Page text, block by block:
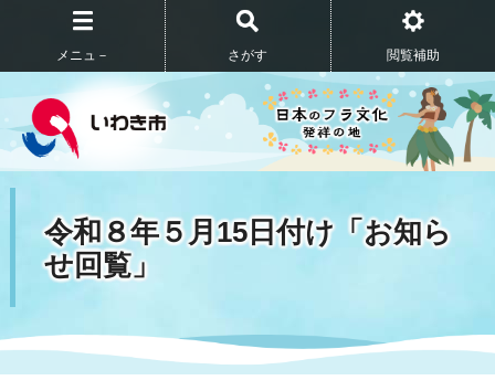
メニュ－ さがす 閲覧補助
令和８年５月15日付け「お知ら
せ回覧」